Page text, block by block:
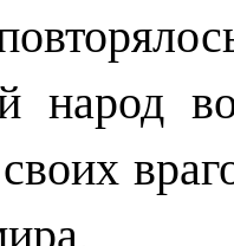
народ